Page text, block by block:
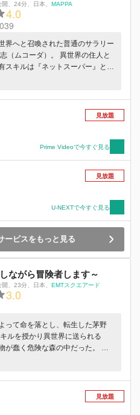
開、 24分、 日本、 MAPPA
4.0
界へと召喚された普通のサラリー
（ムコーダ）。 異世界の住人と
スキルは『ネットスーパー』とい
ものだった…。 落胆するムコー
ととんでもない効果を発揮し
見放題
Prime Videoで今すぐ見る
見放題
U-NEXTで今すぐ見る
ービスをもっと見る
ながら冒険者します～
開、 23分、 日本、 EMTスクエアード
3.0
って命を落とし、転生した茅野
ルを授かり異世界に送られる
が蠢く危険な森の中だった。 タ
双子と思しき幼い男女の子供を発
倒す二人に驚きながらも、街に辿
は生計を立てるために冒険者ギル
ンとエレナの成長を見守りなが
見放題